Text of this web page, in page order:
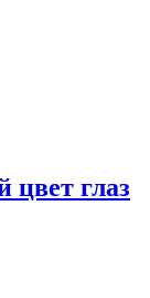
цвет глаз